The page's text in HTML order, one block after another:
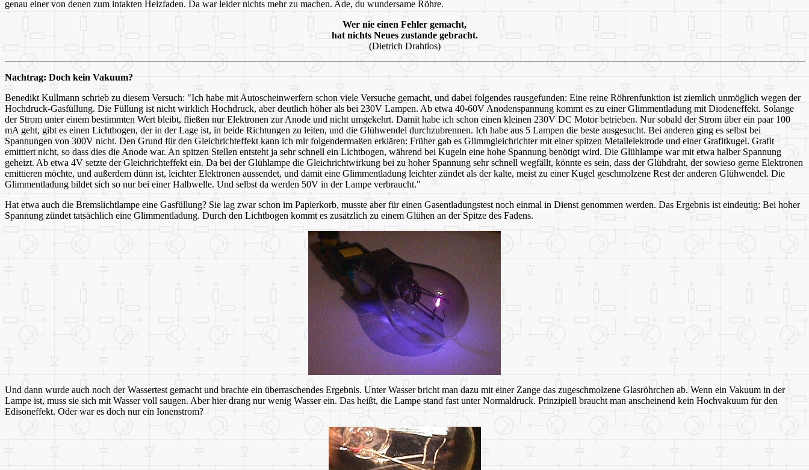
genau einer von denen zum intakten Heizfaden. Da war leider nichts mehr zu machen. Ade, du wundersame Röhre.
Wer nie einen Fehler gemacht,
hat nichts Neues zustande gebracht.
(Dietrich Drahtlos)
Nachtrag: Doch kein Vakuum?
Benedikt Kullmann schrieb zu diesem Versuch: "Ich habe mit Autoscheinwerfern schon viele Versuche gemacht, und dabei folgendes rausgefunden: Eine reine Röhrenfunktion ist ziemlich unmöglich wegen der
Hochdruck-Gasfüllung. Die Füllung ist nicht wirklich Hochdruck, aber deutlich höher als bei 230V Lampen. Ab etwa 40-60V Anodenspannung kommt es zu einer Glimmentladung mit Diodeneffekt. Solange
der Strom unter einem bestimmten Wert bleibt, fließen nur Elektronen zur Anode und nicht umgekehrt. Damit habe ich schon einen kleinen 230V DC Motor betrieben. Nur sobald der Strom über ein paar 100
mA geht, gibt es einen Lichtbogen, der in der Lage ist, in beide Richtungen zu leiten, und die Glühwendel durchzubrennen. Ich habe aus 5 Lampen die beste ausgesucht. Bei anderen ging es selbst bei
Spannungen von 300V nicht. Den Grund für den Gleichrichteffekt kann ich mir folgendermaßen erklären: Früher gab es Glimmgleichrichter mit einer spitzen Metallelektrode und einer Grafitkugel. Grafit
emittiert nicht, so dass dies die Anode war. An spitzen Stellen entsteht ja sehr schnell ein Lichtbogen, während bei Kugeln eine hohe Spannung benötigt wird. Die Glühlampe war mit etwa halber Spannung
geheizt. Ab etwa 4V setzte der Gleichrichteffekt ein. Da bei der Glühlampe die Gleichrichtwirkung bei zu hoher Spannung sehr schnell wegfällt, könnte es sein, dass der Glühdraht, der sowieso gerne Elektronen
emittieren möchte, und außerdem dünn ist, leichter Elektronen aussendet, und damit eine Glimmentladung leichter zündet als der kalte, meist zu einer Kugel geschmolzene Rest der anderen Glühwendel. Die
Glimmentladung bildet sich so nur bei einer Halbwelle. Und selbst da werden 50V in der Lampe verbraucht."
Hat etwa auch die Bremslichtlampe eine Gasfüllung? Sie lag zwar schon im Papierkorb, musste aber für einen Gasentladungstest noch einmal in Dienst genommen werden. Das Ergebnis ist eindeutig: Bei hoher
Spannung zündet tatsächlich eine Glimmentladung. Durch den Lichtbogen kommt es zusätzlich zu einem Glühen an der Spitze des Fadens.
Und dann wurde auch noch der Wassertest gemacht und brachte ein überraschendes Ergebnis. Unter Wasser bricht man dazu mit einer Zange das zugeschmolzene Glasröhrchen ab. Wenn ein Vakuum in der
Lampe ist, muss sie sich mit Wasser voll saugen. Aber hier drang nur wenig Wasser ein. Das heißt, die Lampe stand fast unter Normaldruck. Prinzipiell braucht man anscheinend kein Hochvakuum für den
Edisoneffekt. Oder war es doch nur ein Ionenstrom?